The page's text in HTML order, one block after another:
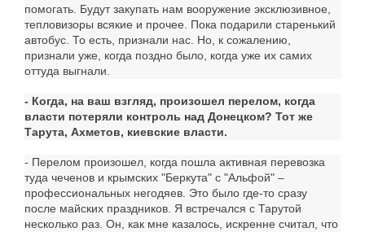
помогать. Будут закупать нам вооружение эксклюзивное,
тепловизоры всякие и прочее. Пока подарили старенький
автобус. То есть, признали нас. Но, к сожалению,
признали уже, когда поздно было, когда уже их самих
оттуда выгнали.
- Когда, на ваш взгляд, произошел перелом, когда
власти потеряли контроль над Донецком? Тот же
Тарута, Ахметов, киевские власти.
- Перелом произошел, когда пошла активная перевозка
туда чеченов и крымских "Беркута" с "Альфой" –
профессиональных негодяев. Это было где-то сразу
после майских праздников. Я встречался с Тарутой
несколько раз. Он, как мне казалось, искренне считал, что